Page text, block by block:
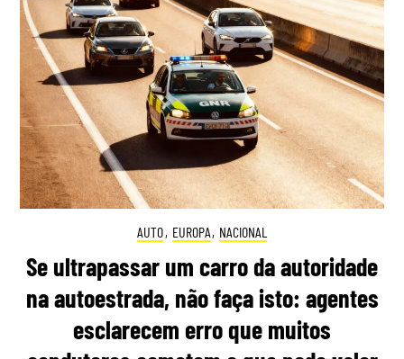
AUTO, EUROPA, NACIONAL
Se ultrapassar um carro da autoridade
na autoestrada, não faça isto: agentes
esclarecem erro que muitos